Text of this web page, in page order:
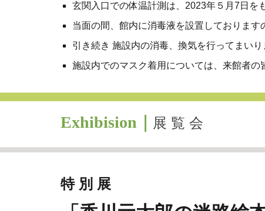
玄関入口での体温計測は、2023年５月7日を
当面の間、館内に消毒液を設置しております
引き続き 施設内の消毒、換気を行ってまいり
施設内でのマスク着用については、来館者
Exhibision｜ 展 覧 会
特 別 展